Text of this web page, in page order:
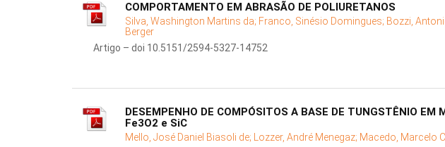
COMPORTAMENTO EM ABRASÃO DE POLIURETANOS
Silva, Washington Martins da; Franco, Sinésio Domingues; Bozzi,
Berger
Artigo – doi 10.5151/2594-5327-14752
DESEMPENHO DE COMPÓSITOS A BASE DE TUNGSTÊNIO EM
Fe3O2 e SiC
Mello, José Daniel Biasoli de; Lozzer, André Menegaz; Macedo, Marcelo